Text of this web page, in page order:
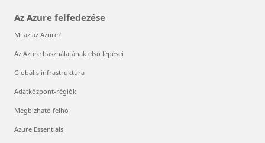
Az Azure felfedezése
Mi az az Azure?
Az Azure használatának első lépései
Globális infrastruktúra
Adatközpont-régiók
Megbízható felhő
Azure Essentials